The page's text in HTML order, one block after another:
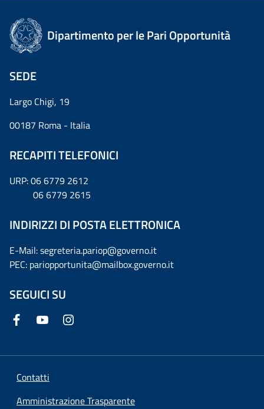
Dipartimento per le Pari Opportunità
SEDE
Largo Chigi, 19
00187 Roma - Italia
RECAPITI TELEFONICI
URP: 06 6779 2612
06 6779 2615
INDIRIZZI DI POSTA ELETTRONICA
E-Mail: segreteria.pariop@governo.it
PEC: pariopportunita@mailbox.governo.it
SEGUICI SU
Contatti
Amministrazione Trasparente